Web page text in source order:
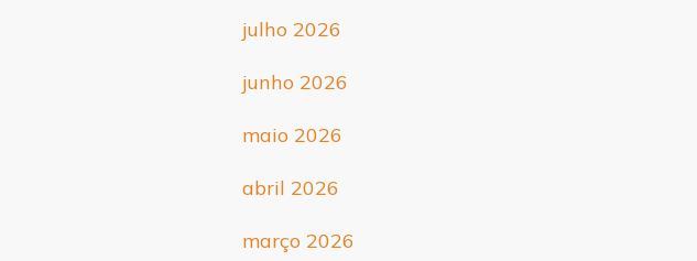
julho 2026
junho 2026
maio 2026
abril 2026
março 2026